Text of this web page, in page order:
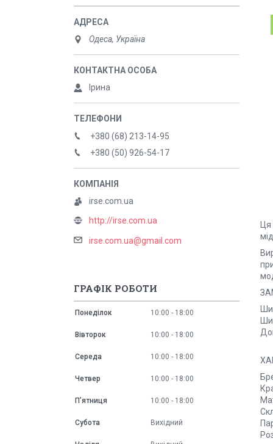
Ця
Одеса, Україна
Ірина
+380 (68) 213-14-95
+380 (50) 926-54-17
irse.com.ua
http://irse.com.ua
irse.com.ua@gmail.com
ГРАФІК РОБОТИ
Понеділок 10:00 18:00
Вівторок 10:00 18:00
Середа 10:00 18:00
Четвер 10:00 18:00
Пʼятниця 10:00 18:00
Субота Вихідний